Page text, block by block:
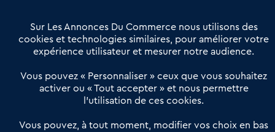
Offres Pro
Actualités
Qui sommes nous ?
Derniers articles
Réseau 3C : un partenaire national dédié aux transactions
Petitscommerces : Un partenariat au service du commerce de
Sur Les Annonces Du Commerce nous utilisons des
cookies et technologies similaires, pour améliorer votre
expérience utilisateur et mesurer notre audience.
Vous pouvez « Personnaliser » ceux que vous souhaitez
activer ou « Tout accepter » et nous permettre
l’utilisation de ces cookies.
Vous pouvez, à tout moment, modifier vos choix en bas